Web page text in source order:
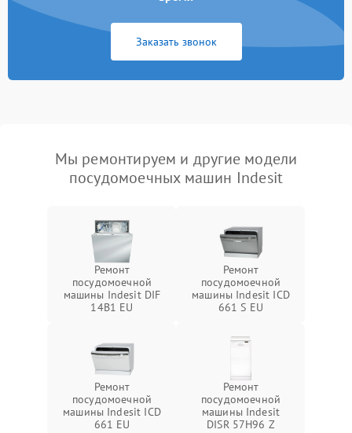
Заказать звонок
Мы ремонтируем и другие модели
посудомоечных машин Indesit
Ремонт
посудомоечной
машины Indesit DIF
14B1 EU
Ремонт
посудомоечной
машины Indesit ICD
661 S EU
Ремонт
посудомоечной
машины Indesit ICD
661 EU
Ремонт
посудомоечной
машины Indesit
DISR 57H96 Z